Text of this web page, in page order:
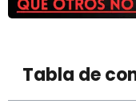
Tabla de